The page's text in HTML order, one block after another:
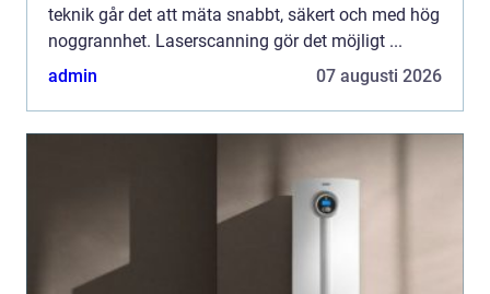
teknik går det att mäta snabbt, säkert och med hög
noggrannhet. Laserscanning gör det möjligt ...
admin
07 augusti 2026